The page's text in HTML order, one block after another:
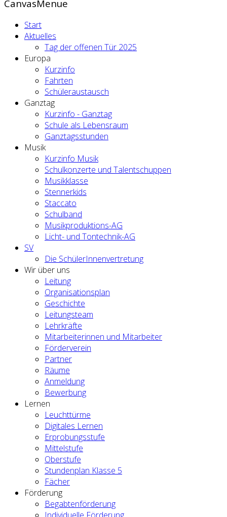
CanvasMenue
Start
Aktuelles
Tag der offenen Tür 2025
Europa
Kurzinfo
Fahrten
Schüleraustausch
Ganztag
Kurzinfo - Ganztag
Schule als Lebensraum
Ganztagsstunden
Musik
Kurzinfo Musik
Schulkonzerte und Talentschuppen
Musikklasse
Stennerkids
Staccato
Schulband
Musikproduktions-AG
Licht- und Tontechnik-AG
SV
Die SchülerInnenvertretung
Wir über uns
Leitung
Organisationsplan
Geschichte
Leitungsteam
Lehrkräfte
Mitarbeiterinnen und Mitarbeiter
Förderverein
Partner
Räume
Anmeldung
Bewerbung
Lernen
Leuchttürme
Digitales Lernen
Erprobungsstufe
Mittelstufe
Oberstufe
Stundenplan Klasse 5
Fächer
Förderung
Begabtenförderung